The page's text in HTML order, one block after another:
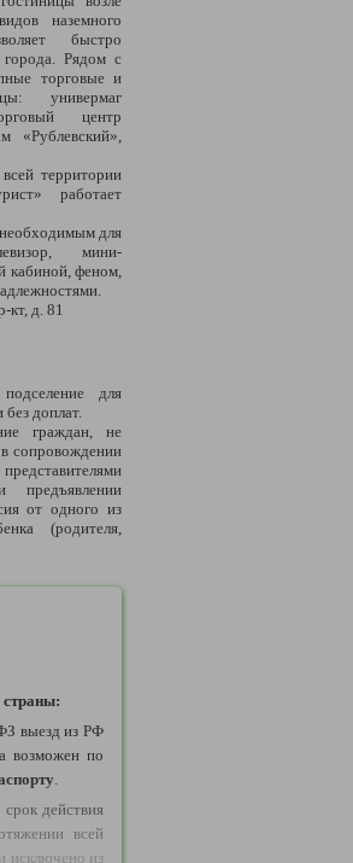
наземного
быстро
Рядом с
торговые и
универмаг
центр
«Рублевский»,
территории
работает
для
мини-
кабиной, феном,
кт, д. 81
для
доплат.
граждан, не
в сопровождении
предъявлении
от одного из
(родителя,
страны:
выезд из РФ
возможен по
срок действия
всей
исключено из